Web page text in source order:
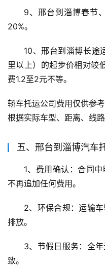
9、邢台到淄博春节
20%。
10、邢台到淄博长途
里以上）的起步价相对较
费1.2至2元不等。
轿车托运公司费用仅供参
根据实际车型、距离、线
五、邢台到淄博汽车
1、费用确认：合同
不再追加任何费用。
2、环保合规：运输
排放。
3、节假日服务：全
致。